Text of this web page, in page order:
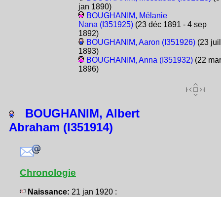
jan 1890)
BOUGHANIM, Mélanie
Nana (I351925)(23 déc 1891 - 4 sep
1892)
BOUGHANIM, Aaron (I351926)(23 juil
1893)
BOUGHANIM, Anna (I351932)(22
1896)
BOUGHANIM, Albert
Abraham (I351914)
Chronologie
Naissance: 21 jan 1920 :